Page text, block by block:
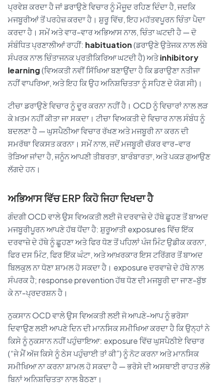
ਪ੍ਰਵੇਸ਼ ਕਰਦਾ ਹੈ ਜਾਂ ਡਰਾਉਣੇ ਵਿਚਾਰ ਨੂੰ ਮੌਜੂਦ ਰਹਿਣ ਦਿੰਦਾ ਹੈ, ਜਦਕਿ
ਮਜਬੂਰੀਆਂ ਤੋਂ ਪਰਹੇਜ਼ ਕਰਦਾ ਹੈ। ਸ਼ੁਰੂ ਵਿੱਚ, ਇਹ ਮਹੱਤਵਪੂਰਨ ਚਿੰਤਾ ਪੈਦਾ
ਕਰਦਾ ਹੈ। ਸਮੇਂ ਅਤੇ ਵਾਰ-ਵਾਰ ਅਭਿਆਸ ਨਾਲ, ਚਿੰਤਾ ਘਟਦੀ ਹੈ — ਦੋ
ਸੰਬੰਧਿਤ ਪ੍ਰਣਾਲੀਆਂ ਰਾਹੀਂ: habituation(ਡਰਾਉਣੇ ਉਤੇਜਕ ਨਾਲ ਲੰਬੇ
ਸੰਪਰਕ ਨਾਲ ਚਿੰਤਾਜਨਕ ਪ੍ਰਤੀਕਿਰਿਆ ਘਟਦੀ ਹੈ) ਅਤੇinhibitory
learning(ਵਿਅਕਤੀ ਨਵੀਂ ਸਿੱਖਿਆ ਬਣਾਉਂਦਾ ਹੈ ਕਿ ਡਰਾਉਣਾ ਨਤੀਜਾ
ਨਹੀਂ ਵਾਪਰਿਆ, ਅਤੇ ਇਹ ਕਿ ਉਹ ਅਨਿਸ਼ਚਿਤਤਾ ਨੂੰ ਸਹਿਣ ਦੇ ਯੋਗ ਸੀ)।
ਟੀਚਾ ਡਰਾਉਣੇ ਵਿਚਾਰ ਨੂੰ ਦੂਰ ਕਰਨਾ ਨਹੀਂ ਹੈ। OCD ਨੂੰ ਵਿਚਾਰਾਂ ਨਾਲ ਲੜ
ਕੇ ਖ਼ਤਮ ਨਹੀਂ ਕੀਤਾ ਜਾ ਸਕਦਾ। ਟੀਚਾ ਵਿਅਕਤੀ ਦੇ ਵਿਚਾਰ ਨਾਲ ਸੰਬੰਧ ਨੂੰ
ਬਦਲਣਾ ਹੈ — ਘੁਸਪੈਠੀਆ ਵਿਚਾਰ ਰੱਖਣ ਅਤੇ ਮਜਬੂਰੀ ਨਾ ਕਰਨ ਦੀ
ਸਮਰੱਥਾ ਵਿਕਸਤ ਕਰਨਾ। ਸਮੇਂ ਨਾਲ, ਜਦੋਂ ਮਜਬੂਰੀ ਚੱਕਰ ਵਾਰ-ਵਾਰ
ਤੋੜਿਆ ਜਾਂਦਾ ਹੈ, ਜਨੂੰਨ ਆਪਣੀ ਤੀਬਰਤਾ, ਬਾਰੰਬਾਰਤਾ, ਅਤੇ ਪਕੜ ਗੁਆਉਣ
ਲੱਗਦੇ ਹਨ।
ਅਭਿਆਸ ਵਿੱਚ ERP ਕਿਹੋ ਜਿਹਾ ਦਿਖਦਾ ਹੈ
ਗੰਦਗੀ OCD ਵਾਲੇ ਉਸ ਵਿਅਕਤੀ ਲਈ ਜੋ ਦਰਵਾਜ਼ੇ ਦੇ ਹੱਥੇ ਛੂਹਣ ਤੋਂ ਬਾਅਦ
ਮਜਬੂਰੀਪੂਰਨ ਆਪਣੇ ਹੱਥ ਧੋਂਦਾ ਹੈ: ਸ਼ੁਰੂਆਤੀ exposures ਵਿੱਚ ਇੱਕ
ਦਰਵਾਜ਼ੇ ਦੇ ਹੱਥੇ ਨੂੰ ਛੂਹਣਾ ਅਤੇ ਫਿਰ ਧੋਣ ਤੋਂ ਪਹਿਲਾਂ ਪੰਜ ਮਿੰਟ ਉਡੀਕ ਕਰਨਾ,
ਫਿਰ ਦਸ ਮਿੰਟ, ਫਿਰ ਇੱਕ ਘੰਟਾ, ਅਤੇ ਆਖ਼ਰਕਾਰ ਇਸ ਟਰਿੱਗਰ ਤੋਂ ਬਾਅਦ
ਬਿਲਕੁਲ ਨਾ ਧੋਣਾ ਸ਼ਾਮਲ ਹੋ ਸਕਦਾ ਹੈ। exposure ਦਰਵਾਜ਼ੇ ਦੇ ਹੱਥੇ ਨਾਲ
ਸੰਪਰਕ ਹੈ; response prevention ਹੱਥ ਧੋਣ ਦੀ ਮਜਬੂਰੀ ਦਾ ਜਾਣ-ਬੁੱਝ
ਕੇ ਨਾ-ਪ੍ਰਦਰਸ਼ਨ ਹੈ।
ਨੁਕਸਾਨ OCD ਵਾਲੇ ਉਸ ਵਿਅਕਤੀ ਲਈ ਜੋ ਆਪਣੇ-ਆਪ ਨੂੰ ਭਰੋਸਾ
ਦਿਵਾਉਣ ਲਈ ਆਪਣੇ ਦਿਨ ਦੀ ਮਾਨਸਿਕ ਸਮੀਖਿਆ ਕਰਦਾ ਹੈ ਕਿ ਉਨ੍ਹਾਂ ਨੇ
ਕਿਸੇ ਨੂੰ ਨੁਕਸਾਨ ਨਹੀਂ ਪਹੁੰਚਾਇਆ: exposure ਵਿੱਚ ਘੁਸਪੈਠੀਏ ਵਿਚਾਰ
(“ਜੇ ਮੈਂ ਅੱਜ ਕਿਸੇ ਨੂੰ ਠੇਸ ਪਹੁੰਚਾਈ ਤਾਂ ਕੀ”) ਨੂੰ ਨੋਟ ਕਰਨਾ ਅਤੇ ਮਾਨਸਿਕ
ਸਮੀਖਿਆ ਨਾ ਕਰਨਾ ਸ਼ਾਮਲ ਹੋ ਸਕਦਾ ਹੈ — ਭਰੋਸੇ ਦੀ ਅਸਥਾਈ ਰਾਹਤ ਲੱਭੇ
ਬਿਨਾਂ ਅਨਿਸ਼ਚਿਤਤਾ ਨਾਲ ਬੈਠਣਾ।